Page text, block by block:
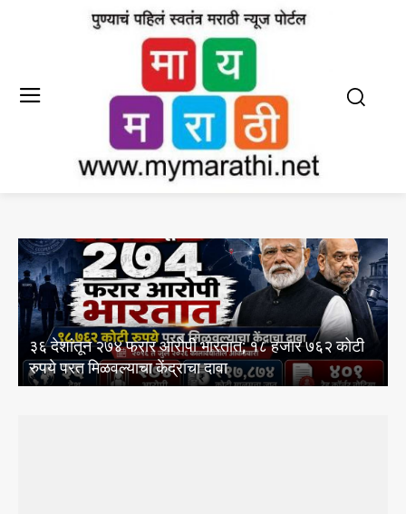
१८ हजार ७६२ कोटी
आयआयएमसी द्वारे इंग्रजी आणि मराठी
अभ्यासक्रमांसाठी 13 ऑगस्ट रोजी थेट
आयोजन